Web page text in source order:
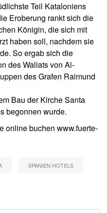
Teil Kataloniens
Eroberung rankt sich die
Königin, die sich mit
haben soll, nachdem sie
So ergab sich die
des Waliats von Al-
des Grafen Raimund
Bau der Kirche Santa
begonnen wurde.
online buchen www.fuerte-
SPANIEN HOTELS